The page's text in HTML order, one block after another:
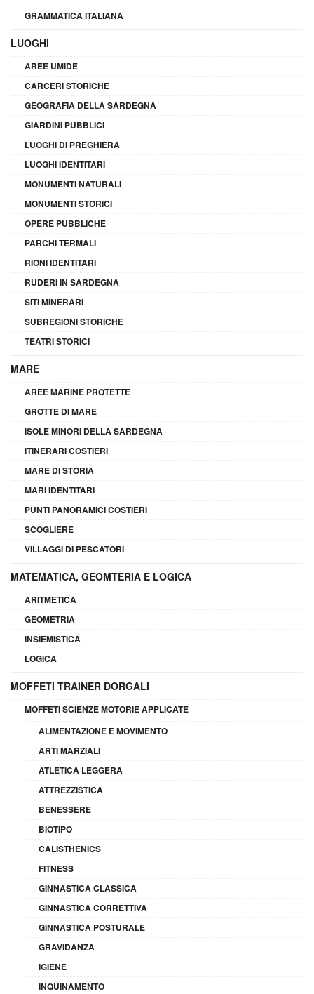
GRAMMATICA ITALIANA
LUOGHI
AREE UMIDE
CARCERI STORICHE
GEOGRAFIA DELLA SARDEGNA
GIARDINI PUBBLICI
LUOGHI DI PREGHIERA
LUOGHI IDENTITARI
MONUMENTI NATURALI
MONUMENTI STORICI
OPERE PUBBLICHE
PARCHI TERMALI
RIONI IDENTITARI
RUDERI IN SARDEGNA
SITI MINERARI
SUBREGIONI STORICHE
TEATRI STORICI
MARE
AREE MARINE PROTETTE
GROTTE DI MARE
ISOLE MINORI DELLA SARDEGNA
ITINERARI COSTIERI
MARE DI STORIA
MARI IDENTITARI
PUNTI PANORAMICI COSTIERI
SCOGLIERE
VILLAGGI DI PESCATORI
MATEMATICA, GEOMTERIA E LOGICA
ARITMETICA
GEOMETRIA
INSIEMISTICA
LOGICA
MOFFETI TRAINER DORGALI
MOFFETI SCIENZE MOTORIE APPLICATE
ALIMENTAZIONE E MOVIMENTO
ARTI MARZIALI
ATLETICA LEGGERA
ATTREZZISTICA
BENESSERE
BIOTIPO
CALISTHENICS
FITNESS
GINNASTICA CLASSICA
GINNASTICA CORRETTIVA
GINNASTICA POSTURALE
GRAVIDANZA
IGIENE
INQUINAMENTO